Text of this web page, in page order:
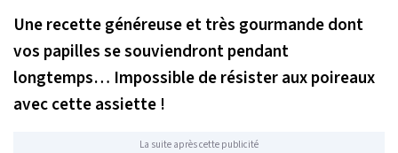
Une recette généreuse et très gourmande dont
vos papilles se souviendront pendant
longtemps… Impossible de résister aux poireaux
avec cette assiette !
La suite après cette publicité